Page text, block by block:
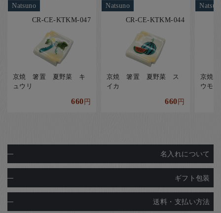
Natsuno
CR-CE-KTKM-047
京焼 箸置 夏野菜 キ
ュウリ
660円
Natsuno
CR-CE-KTKM-044
京焼 箸置 夏野菜 ス
イカ
660円
京焼
ウモ
名入れについて
ギフト包装
送料・支払い方法